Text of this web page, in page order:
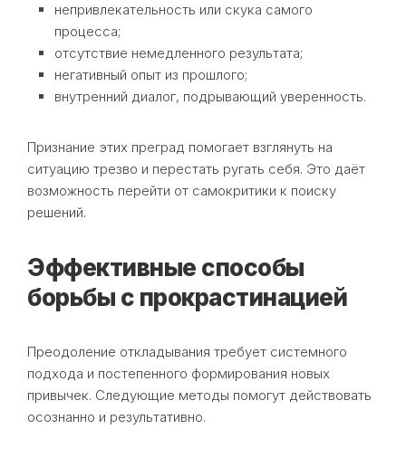
непривлекательность или скука самого
процесса;
отсутствие немедленного результата;
негативный опыт из прошлого;
внутренний диалог, подрывающий уверенность.
Признание этих преград помогает взглянуть на
ситуацию трезво и перестать ругать себя. Это даёт
возможность перейти от самокритики к поиску
решений.
Эффективные способы
борьбы с прокрастинацией
Преодоление откладывания требует системного
подхода и постепенного формирования новых
привычек. Следующие методы помогут действовать
осознанно и результативно.